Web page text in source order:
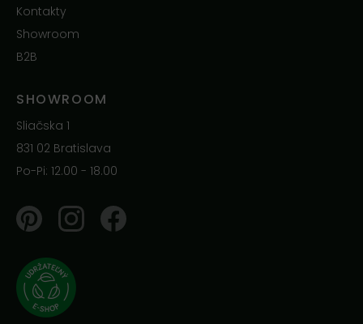
Kontakty
Showroom
B2B
SHOWROOM
Sliačska 1
831 02 Bratislava
Po-Pi: 12.00 - 18.00
PinterestInstagramFacebook